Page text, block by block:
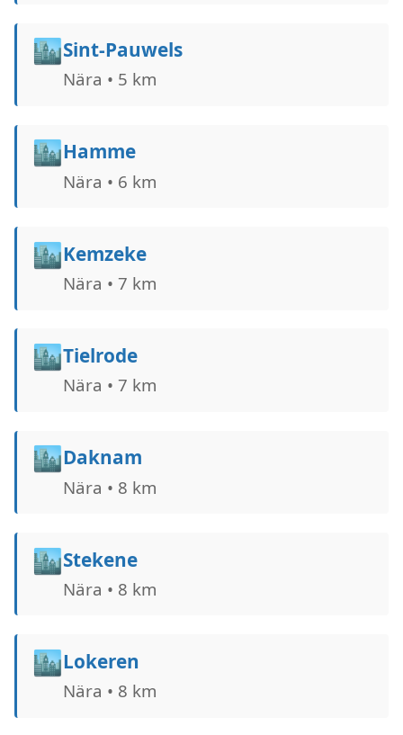
🏙️Sint-Pauwels
Nära • 5 km
🏙️Hamme
Nära • 6 km
🏙️Kemzeke
Nära • 7 km
🏙️Tielrode
Nära • 7 km
🏙️Daknam
Nära • 8 km
🏙️Stekene
Nära • 8 km
🏙️Lokeren
Nära • 8 km